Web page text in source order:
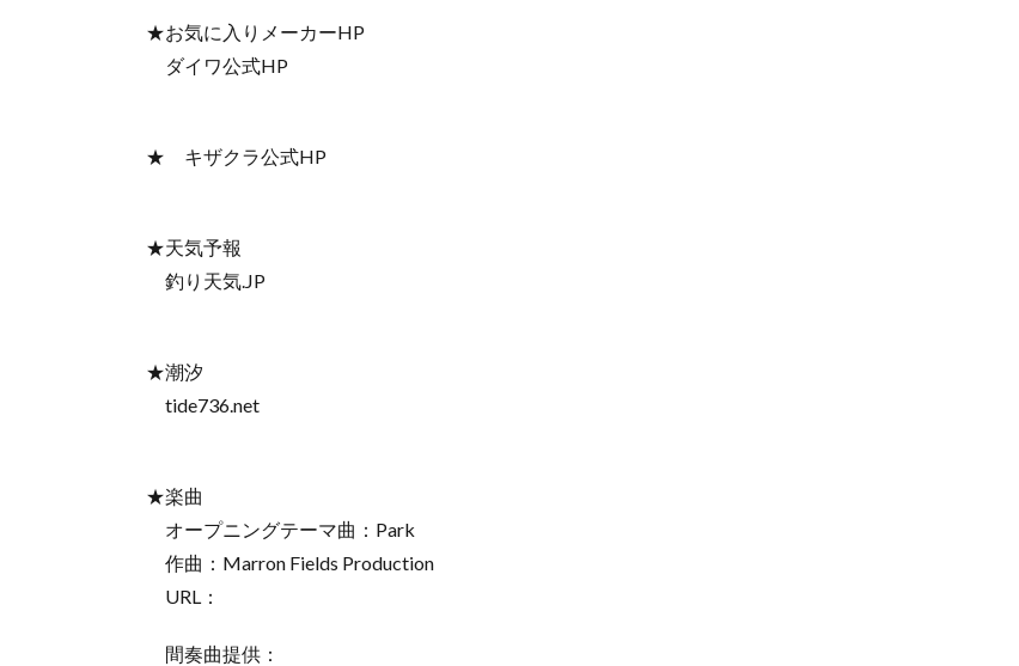
★お気に入りメーカーHP
ダイワ公式HP
★ キザクラ公式HP
★天気予報
釣り天気.JP
★潮汐
tide736.net
★楽曲
オープニングテーマ曲：Park
作曲：Marron Fields Production
URL：
間奏曲提供：